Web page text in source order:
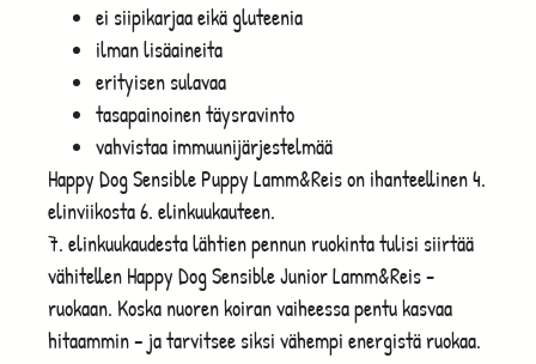
ei siipikarjaa eikä gluteenia
ilman lisäaineita
erityisen sulavaa
tasapainoinen täysravinto
vahvistaa immuunijärjestelmää
Happy Dog Sensible Puppy Lamm&Reis on ihanteellinen 4.
elinviikosta 6. elinkuukauteen.
7. elinkuukaudesta lähtien pennun ruokinta tulisi siirtää
vähitellen Happy Dog Sensible Junior Lamm&Reis -
ruokaan. Koska nuoren koiran vaiheessa pentu kasvaa
hitaammin – ja tarvitsee siksi vähempi energistä ruokaa.